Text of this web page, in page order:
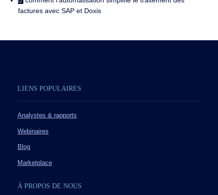
factures avec SAP et Doxis
LIENS POPULAIRES
Analystes & rapports
Webinaires
Blog
Marketplace
À PROPOS DE NOUS